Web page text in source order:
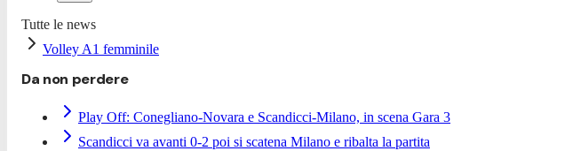
Tutte le news
Volley A1 femminile
Da non perdere
Play Off: Conegliano-Novara e Scandicci-Milano, in scena Gara 3
Scandicci va avanti 0-2 poi si scatena Milano e ribalta la partita